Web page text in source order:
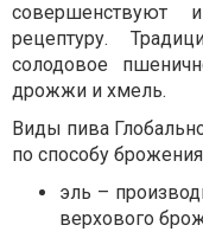
совершенствуют
рецептуру.
солодовое
дрожжи и хмель.
Виды пива
по способу
эль –
верхового